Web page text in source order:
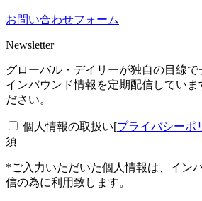
お問い合わせフォーム
Newsletter
グローバル・デイリーが独自の目線で
インバウンド情報を定期配信していま
ださい。
個人情報の取扱い[プライバシーポ
須
*ご入力いただいた個人情報は、イン
信の為に利用致します。